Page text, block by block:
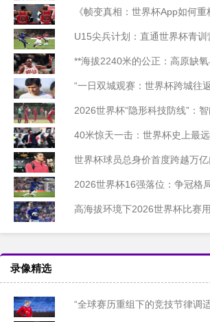
《帧变真相：世界杯App如何重构越位判罚的
U15尖兵计划：直通世界杯青训营的
**海拔2240米的公正：高原缺氧与毫
“一日双城观赛：世界杯跨城往返的极限距离与
2026世界杯“隐形科技防线”：智能穿戴监测设备合规部署与技
40米惊天一击：世界杯史上最远距离进
世界杯球员总身价首度跨越万
2026世界杯16强落位：争冠格局初
高海拔环境下2026世界杯比赛用球气压的智能动态调
录像精选
“全球赛历重组下的竞技节律调适：2026世界杯备战体系的拓